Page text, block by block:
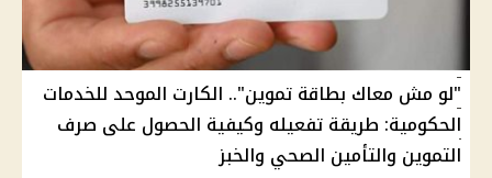
"لو مش معاك بطاقة تموين".. الكارت الموحد للخدمات
الحكومية: طريقة تفعيله وكيفية الحصول على صرف
التموين والتأمين الصحي والخبز